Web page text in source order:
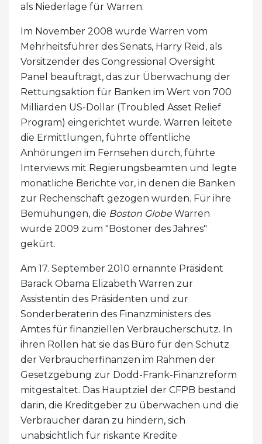
als Niederlage für Warren.
Im November 2008 wurde Warren vom
Mehrheitsführer des Senats, Harry Reid, als
Vorsitzender des Congressional Oversight
Panel beauftragt, das zur Überwachung der
Rettungsaktion für Banken im Wert von 700
Milliarden US-Dollar (Troubled Asset Relief
Program) eingerichtet wurde. Warren leitete
die Ermittlungen, führte öffentliche
Anhörungen im Fernsehen durch, führte
Interviews mit Regierungsbeamten und legte
monatliche Berichte vor, in denen die Banken
zur Rechenschaft gezogen wurden. Für ihre
Bemühungen, die Boston GlobeWarren
wurde 2009 zum "Bostoner des Jahres"
gekürt.
Am 17. September 2010 ernannte Präsident
Barack Obama Elizabeth Warren zur
Assistentin des Präsidenten und zur
Sonderberaterin des Finanzministers des
Amtes für finanziellen Verbraucherschutz. In
ihren Rollen hat sie das Büro für den Schutz
der Verbraucherfinanzen im Rahmen der
Gesetzgebung zur Dodd-Frank-Finanzreform
mitgestaltet. Das Hauptziel der CFPB bestand
darin, die Kreditgeber zu überwachen und die
Verbraucher daran zu hindern, sich
unabsichtlich für riskante Kredite